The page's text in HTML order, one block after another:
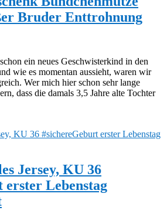
Bruder Enttrohnung
ein neues Geschwisterkind in den
wie es momentan aussieht, waren wir
Wer mich hier schon sehr lange
dass die damals 3,5 Jahre alte Tochter
Jersey, KU 36
erster Lebenstag